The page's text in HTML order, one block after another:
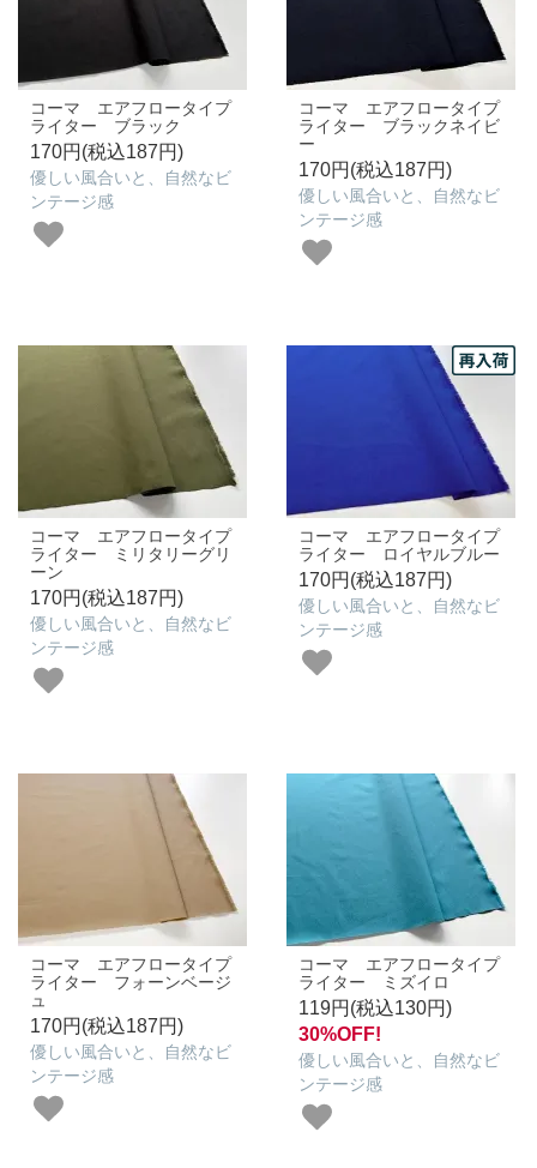
コーマ エアフロータイプ
ライター ブラック
170円(税込187円)
優しい風合いと、自然なビ
ンテージ感
コーマ エアフロータイプ
ライター ブラックネイビ
ー
170円(税込187円)
優しい風合いと、自然なビ
ンテージ感
コーマ エアフロータイプ
ライター ミリタリーグリ
ーン
170円(税込187円)
優しい風合いと、自然なビ
ンテージ感
コーマ エアフロータイプ
ライター ロイヤルブルー
170円(税込187円)
優しい風合いと、自然なビ
ンテージ感
コーマ エアフロータイプ
ライター フォーンベージ
ュ
170円(税込187円)
優しい風合いと、自然なビ
ンテージ感
コーマ エアフロータイプ
ライター ミズイロ
119円(税込130円)
30%OFF!
優しい風合いと、自然なビ
ンテージ感